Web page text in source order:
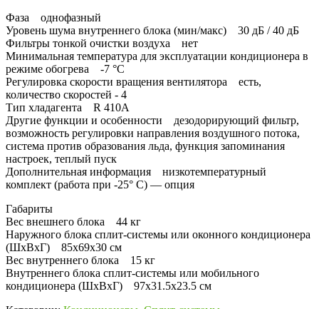
Фаза однофазный
Уровень шума внутреннего блока (мин/макс) 30 дБ / 40 дБ
Фильтры тонкой очистки воздуха нет
Минимальная температура для эксплуатации кондиционера в
режиме обогрева -7 °С
Регулировка скорости вращения вентилятора есть,
количество скоростей - 4
Тип хладагента R 410A
Другие функции и особенности дезодорирующий фильтр,
возможность регулировки направления воздушного потока,
система против образования льда, функция запоминания
настроек, теплый пуск
Дополнительная информация низкотемпературный
комплект (работа при -25° С) — опция
Габариты
Вес внешнего блока 44 кг
Наружного блока сплит-системы или оконного кондиционера
(ШxВxГ) 85x69x30 см
Вес внутреннего блока 15 кг
Внутреннего блока сплит-системы или мобильного
кондиционера (ШxВxГ) 97x31.5x23.5 см